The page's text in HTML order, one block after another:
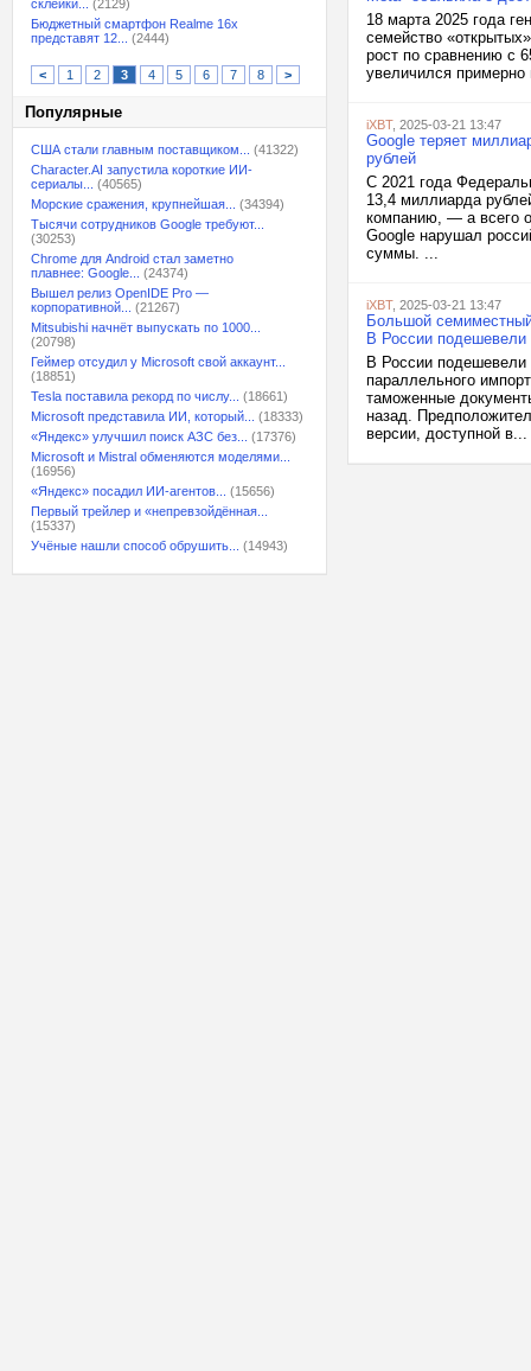
склейки...
(2129)
Бюджетный смартфон Realme 16x
представят 12...
(2444)
< 1 2 3 4 5 6 7 8 >
Популярные
США стали главным поставщиком...
(41322)
Character.AI запустила короткие ИИ-
сериалы...
(40565)
Морские сражения, крупнейшая...
(34394)
Тысячи сотрудников Google требуют...
(30253)
Chrome для Android стал заметно
плавнее: Google...
(24374)
Вышел релиз OpenIDE Pro —
корпоративной...
(21267)
Mitsubishi начнёт выпускать по 1000...
(20798)
Геймер отсудил у Microsoft свой аккаунт...
(18851)
Tesla поставила рекорд по числу...
(18661)
Microsoft представила ИИ, который...
(18333)
«Яндекс» улучшил поиск АЗС без...
(17376)
Microsoft и Mistral обменяются моделями...
(16956)
«Яндекс» посадил ИИ-агентов...
(15656)
Первый трейлер и «непревзойдённая...
(15337)
Учёные нашли способ обрушить...
(14943)
18 марта 2025 года
семейство
рост по сравнению с
увеличился примерно
iXBT, 2025-03-21 13:47
Google теряет
рублей
С 2021 года
13,4 миллиарда
компанию, — а всего
Google нарушал
суммы. ...
iXBT, 2025-03-21 13:47
Большой
В России подешевели
В России подешевели
параллельного
таможенные
назад.
версии, доступной в...